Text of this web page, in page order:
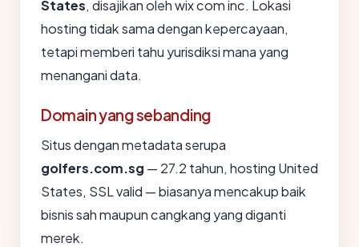
States, disajikan oleh wix com inc. Lokasi
hosting tidak sama dengan kepercayaan,
tetapi memberi tahu yurisdiksi mana yang
menangani data.
Domain yang sebanding
Situs dengan metadata serupa
golfers.com.sg — 27.2 tahun, hosting United
States, SSL valid — biasanya mencakup baik
bisnis sah maupun cangkang yang diganti
merek.